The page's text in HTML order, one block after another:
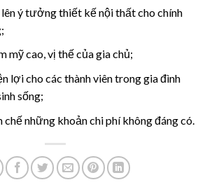
ý tưởng thiết kế nội thất cho chính
mỹ cao, vị thế của gia chủ;
lợi cho các thành viên trong gia đình
sống;
chế những khoản chi phí không đáng có.